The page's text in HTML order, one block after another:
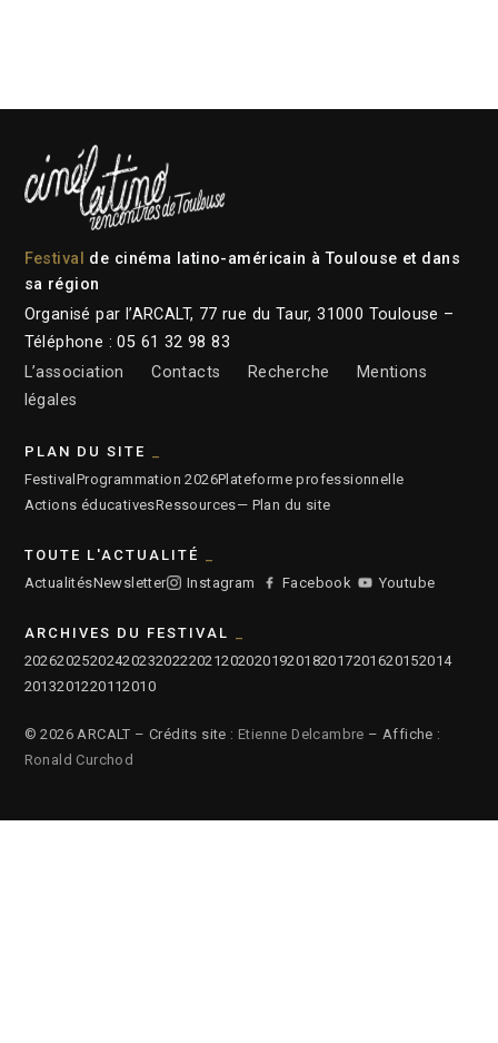
Festival
de cinéma latino-américain à Toulouse et dans
sa région
Organisé par l’ARCALT, 77 rue du Taur, 31000 Toulouse –
Téléphone : 05 61 32 98 83
L’association
Contacts Recherche
Mentions
légales
PLAN DU SITE
Festival Programmation 2026Plateforme professionnelle
Actions éducativesRessources— Plan du site
TOUTE L'ACTUALITÉ
ActualitésNewsletter Instagram Facebook Youtube
ARCHIVES DU FESTIVAL
2026202520242023202220212020201920182017201620152014
2013201220112010
© 2026 ARCALT – Crédits site : Etienne Delcambre – Affiche :
Ronald Curchod